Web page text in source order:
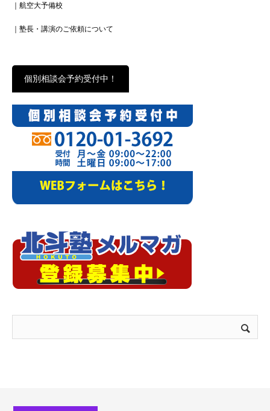
｜航空大予備校
｜塾長・講演のご依頼について
個別相談会予約受付中！